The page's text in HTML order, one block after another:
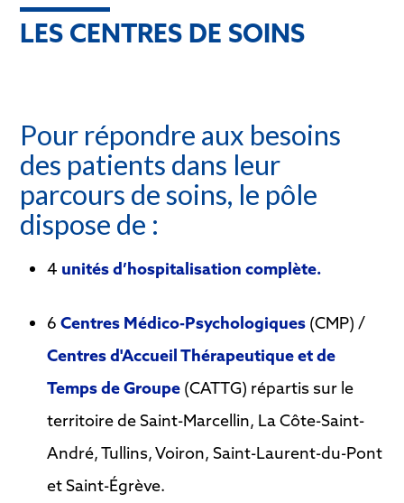
LES CENTRES DE SOINS
Pour répondre aux besoins
des patients dans leur
parcours de soins, le pôle
dispose de :
4 unités d’hospitalisation complète.
6Centres Médico-Psychologiques (CMP) /
Centres d'Accueil Thérapeutique et de
Temps de Groupe (CATTG) répartis sur le
territoire de Saint-Marcellin, La Côte-Saint-
André, Tullins, Voiron, Saint-Laurent-du-Pont
et Saint-Égrève.